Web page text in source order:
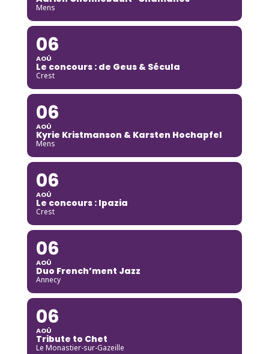
Mens
06
AOÛ
Le concours : de Geus & Sécula
Crest
06
AOÛ
Kyrie Kristmanson & Karsten Hochapfel
Mens
06
AOÛ
Le concours : Ipazia
Crest
06
AOÛ
Duo French’ment Jazz
Annecy
06
AOÛ
Tribute to Chet
Le Monastier-sur-Gazeille